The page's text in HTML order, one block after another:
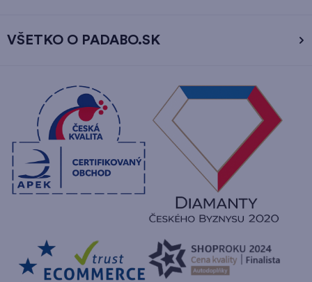
VŠETKO O PADABO.SK